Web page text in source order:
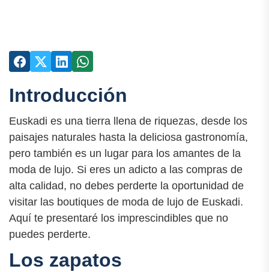
Introducción
Euskadi es una tierra llena de riquezas, desde los
paisajes naturales hasta la deliciosa gastronomía,
pero también es un lugar para los amantes de la
moda de lujo. Si eres un adicto a las compras de
alta calidad, no debes perderte la oportunidad de
visitar las boutiques de moda de lujo de Euskadi.
Aquí te presentaré los imprescindibles que no
puedes perderte.
Los zapatos